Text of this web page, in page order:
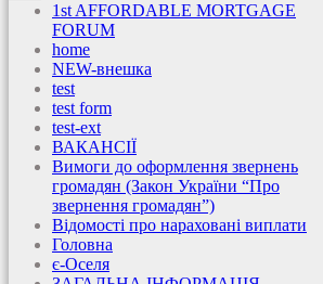
1st AFFORDABLE MORTGAGE
FORUM
home
NEW-внешка
test
test form
test-ext
ВАКАНСІЇ
Вимоги до оформлення звернень
громадян (Закон України “Про
звернення громадян”)
Відомості про нараховані виплати
Головна
є-Оселя